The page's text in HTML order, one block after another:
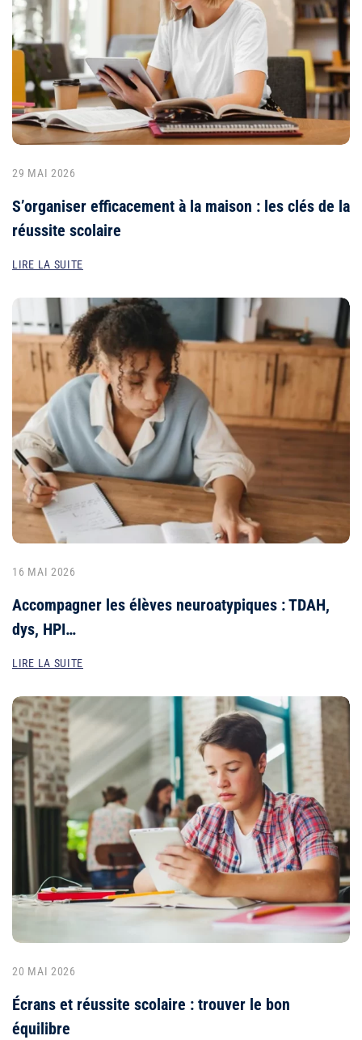
29 MAI 2026
S’organiser efficacement à la maison : les clés de la
réussite scolaire
LIRE LA SUITE
16 MAI 2026
Accompagner les élèves neuroatypiques : TDAH,
dys, HPI…
LIRE LA SUITE
20 MAI 2026
Écrans et réussite scolaire : trouver le bon
équilibre